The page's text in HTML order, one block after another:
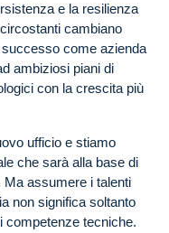
e la resilienza
cambiano
come azienda
ambiziosi piani di
con la crescita più
ufficio e stiamo
che sarà alla base di
Ma assumere i talenti
non significa soltanto
competenze tecniche.